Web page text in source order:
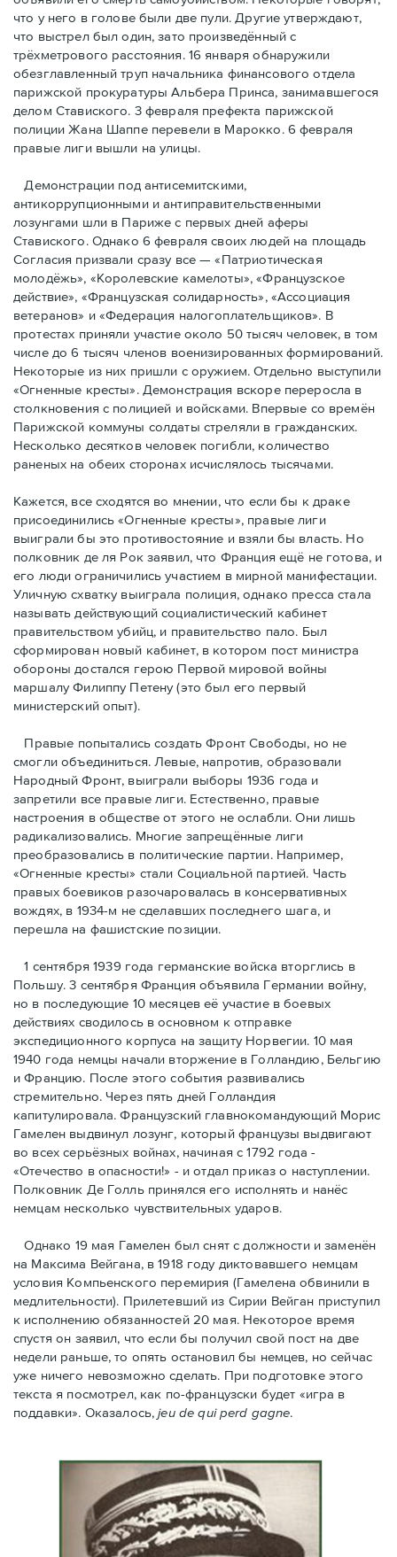
что у него в голове были две пули. Другие утверждают,
что выстрел был один, зато произведённый с
трёхметровoго расстояния. 16 января обнаружили
обезглавленный труп начальника финансового отдела
парижской прокуратуры Альбера Принса, занимавшегося
делом Cтавиского. 3 февраля префекта парижской
полиции Жана Шаппе перевели в Марокко. 6 февраля
правые лиги вышли на улицы.
Демонстрации под антисемитскими,
антикоррупционными и антиправительственными
лозунгами шли в Париже с первых дней аферы
Ставиского. Однако 6 февраля своих людей на площадь
Согласия призвали сразу все — «Патриотическая
молодёжь», «Королевские камелоты», «Французское
действие», «Французская солидарность», «Ассоциация
ветеранов» и «Федерация налогоплательщиков». В
протестах приняли участие около 50 тысяч человек, в том
числе до 6 тысяч членов военизированных формирований.
Некоторые из них пришли с оружием. Отдельно выступили
«Огненные кресты». Демонстрация вскоре переросла в
столкновения с полицией и войсками. Впервые со времён
Парижской коммуны солдаты стреляли в гражданских.
Несколько десятков человек погибли, количество
раненых на обеих сторонах исчислялось тысячами.
Кажется, все сходятся во мнении, что если бы к драке
присоединились «Огненные кресты», правые лиги
выиграли бы это противостояние и взяли бы власть. Но
полковник де ля Рок заявил, что Франция ещё не готова, и
его люди ограничились участием в мирной манифестации.
Уличную схватку выиграла полиция, однако пресса стала
называть действующий социалистический кабинет
правительством убийц, и правительство пало. Был
сформирован новый кабинет, в котором пост министра
обороны достался герою Первой мировой войны
маршалу Филиппу Петену (это был его первый
министерский опыт).
Правые пoпытались создать Фронт Свободы, но не
смогли объединиться. Левые, напротив, образовали
Народный Фронт, выиграли выборы 1936 года и
запретили все правые лиги. Естественно, правые
настроения в обществе от этого не ослабли. Они лишь
радикализовались. Многие запрещённые лиги
преобразовались в политические партии. Например,
«Огненные кресты» стали Социальной партией. Часть
правых боевиков разочаровалась в консервативных
вождях, в 1934-м не сделавших последнего шага, и
перешла на фашистские позиции.
1 сентября 1939 года германские войска вторглись в
Польшу. 3 сентября Франция объявила Германии войну,
но в последующие 10 месяцев её участие в боевых
действиях сводилось в основном к отправке
экспедиционного корпуса на защиту Норвегии. 10 мая
1940 года немцы начали вторжение в Голландию, Бельгию
и Францию. После этого события развивались
стремительно. Через пять дней Голландия
капитулировала. Французский главнокомандующий Морис
Гамелен выдвинул лозунг, который французы выдвигают
во всех серьёзных войнах, начиная с 1792 года -
«Отечество в опасности!» - и отдал приказ о наступлении.
Полковник Дe Голль принялся его исполнять и нанёс
немцам несколько чувствительных ударов.
Однако 19 мая Гамелен был снят с должности и заменён
на Максима Вейгана, в 1918 году диктовавшего немцам
условия Компьенского перемирия (Гамелена обвинили в
медлительности). Прилетевший из Сирии Вейган приступил
к исполнению обязанностей 20 мая. Hекоторое время
спустя oн заявил, что если бы получил свой пост на две
недели раньше, то опять остановил бы немцев, но сейчас
уже ничего невозможно сделать. При подготовке этого
текста я посмотрел, как по-французски будет «игра в
поддавки». Оказалось,jeu de qui perd gagne.